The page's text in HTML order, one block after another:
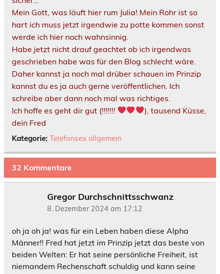
Mein Gott, was läuft hier rum Julia! Mein Rohr ist so
hart ich muss jetzt irgendwie zu potte kommen sonst
werde ich hier noch wahnsinnig.
Habe jetzt nicht drauf geachtet ob ich irgendwas
geschrieben habe was für den Blog schlecht wäre.
Daher kannst ja noch mal drüber schauen im Prinzip
kannst du es ja auch gerne veröffentlichen. Ich
schreibe aber dann noch mal was richtiges.
Ich hoffe es geht dir gut (!!!!!!!
), tausend Küsse,
dein Fred
Kategorie: Telefonsex allgemein
32 Kommentare
Gregor Durchschnittsschwanz
8. Dezember 2024 am 17:12
oh ja oh ja! was für ein Leben haben diese Alpha
Männer!! Fred hat jetzt im Prinzip jetzt das beste von
beiden Welten: Er hat seine persönliche Freiheit, ist
niemandem Rechenschaft schuldig und kann seine